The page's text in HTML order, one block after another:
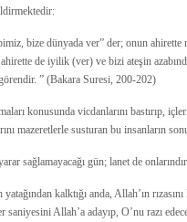
bize dünyada ver” der; onun
de iyilik (ver) ve bizi ateşin
” (Bakara Suresi, 200-202)
konusunda vicdanlarını bastırıp,
mazeretlerle susturan bu insanların
sağlamayacağı gün; lanet de
kalktığı anda, Allah’ın
Allah’a adayıp, O’nu razı